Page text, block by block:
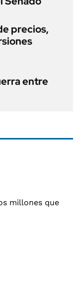
precios,
entre